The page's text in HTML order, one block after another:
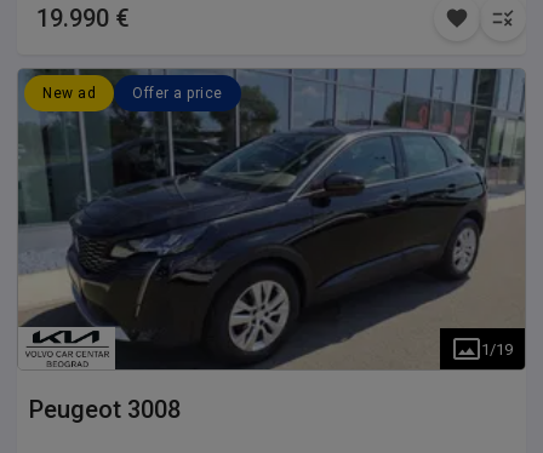
19.990 €
New ad Offer a price
1 /19
Peugeot 3008